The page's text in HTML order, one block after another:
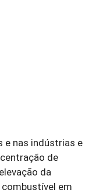
e nas indústrias e
de
da
em